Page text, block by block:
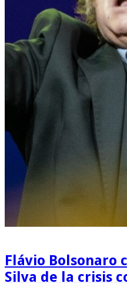
Flávio Bolsonaro
Silva de la crisis